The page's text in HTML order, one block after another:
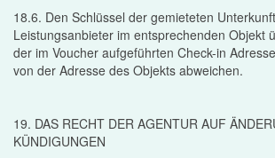
18.6. Den Schlüssel der gemieteten
Leistungsanbieter im entsprechenden Objekt
der im Voucher aufgeführten Check-in
von der Adresse des Objekts abweichen.
19. DAS RECHT DER AGENTUR AUF
KÜNDIGUNGEN